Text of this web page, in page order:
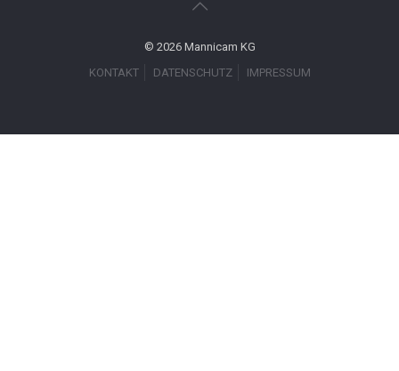
© 2026 Mannicam KG
KONTAKT
DATENSCHUTZ IMPRESSUM